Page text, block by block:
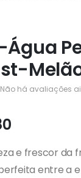
Água
há avaliações
e frescor da
entre a